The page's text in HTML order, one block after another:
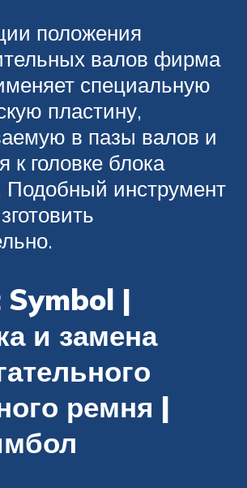
положения
валов фирма
специальную
пластину,
в пазы валов и
к головке блока
Подобный инструмент
|
и замена
ремня |